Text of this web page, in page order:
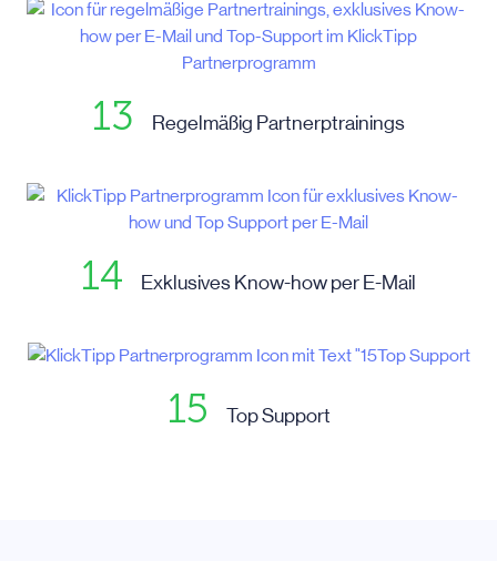
13 Regelmäßig Partnerptrainings
14 Exklusives Know-how per E-Mail
15 Top Support